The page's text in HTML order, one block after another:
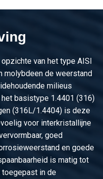
mm ca 4 mtr
mm ca 4 mtr
van het type AISI
molybdeen de weerstand
milieus
basistype 1.4401 (316)
(316L/1.4404) is deze
voor interkristallijne
goed
en goede
is matig tot
in de